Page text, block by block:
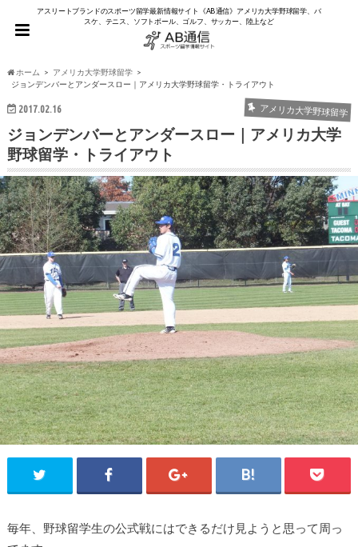
アスリートブランドのスポーツ留学最新情報サイト《AB通信》アメリカ大学野球留学、バ
スケ、テニス、ソフトボール、ゴルフ、サッカー、陸上など
ホーム
アメリカ大学野球留学
ジョンデンバーとアンダースロー｜アメリカ大学野球留学・トライアウト
2017.02.16 アメリカ大学野球留学
ジョンデンバーとアンダースロー｜アメリカ大学
野球留学・トライアウト
毎年、野球留学生の公式戦にはできるだけ見ようと思って周っ